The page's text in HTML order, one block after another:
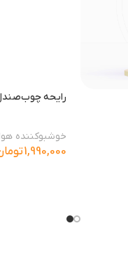
رایحه
خوشبوکننده هوا
1,990,000